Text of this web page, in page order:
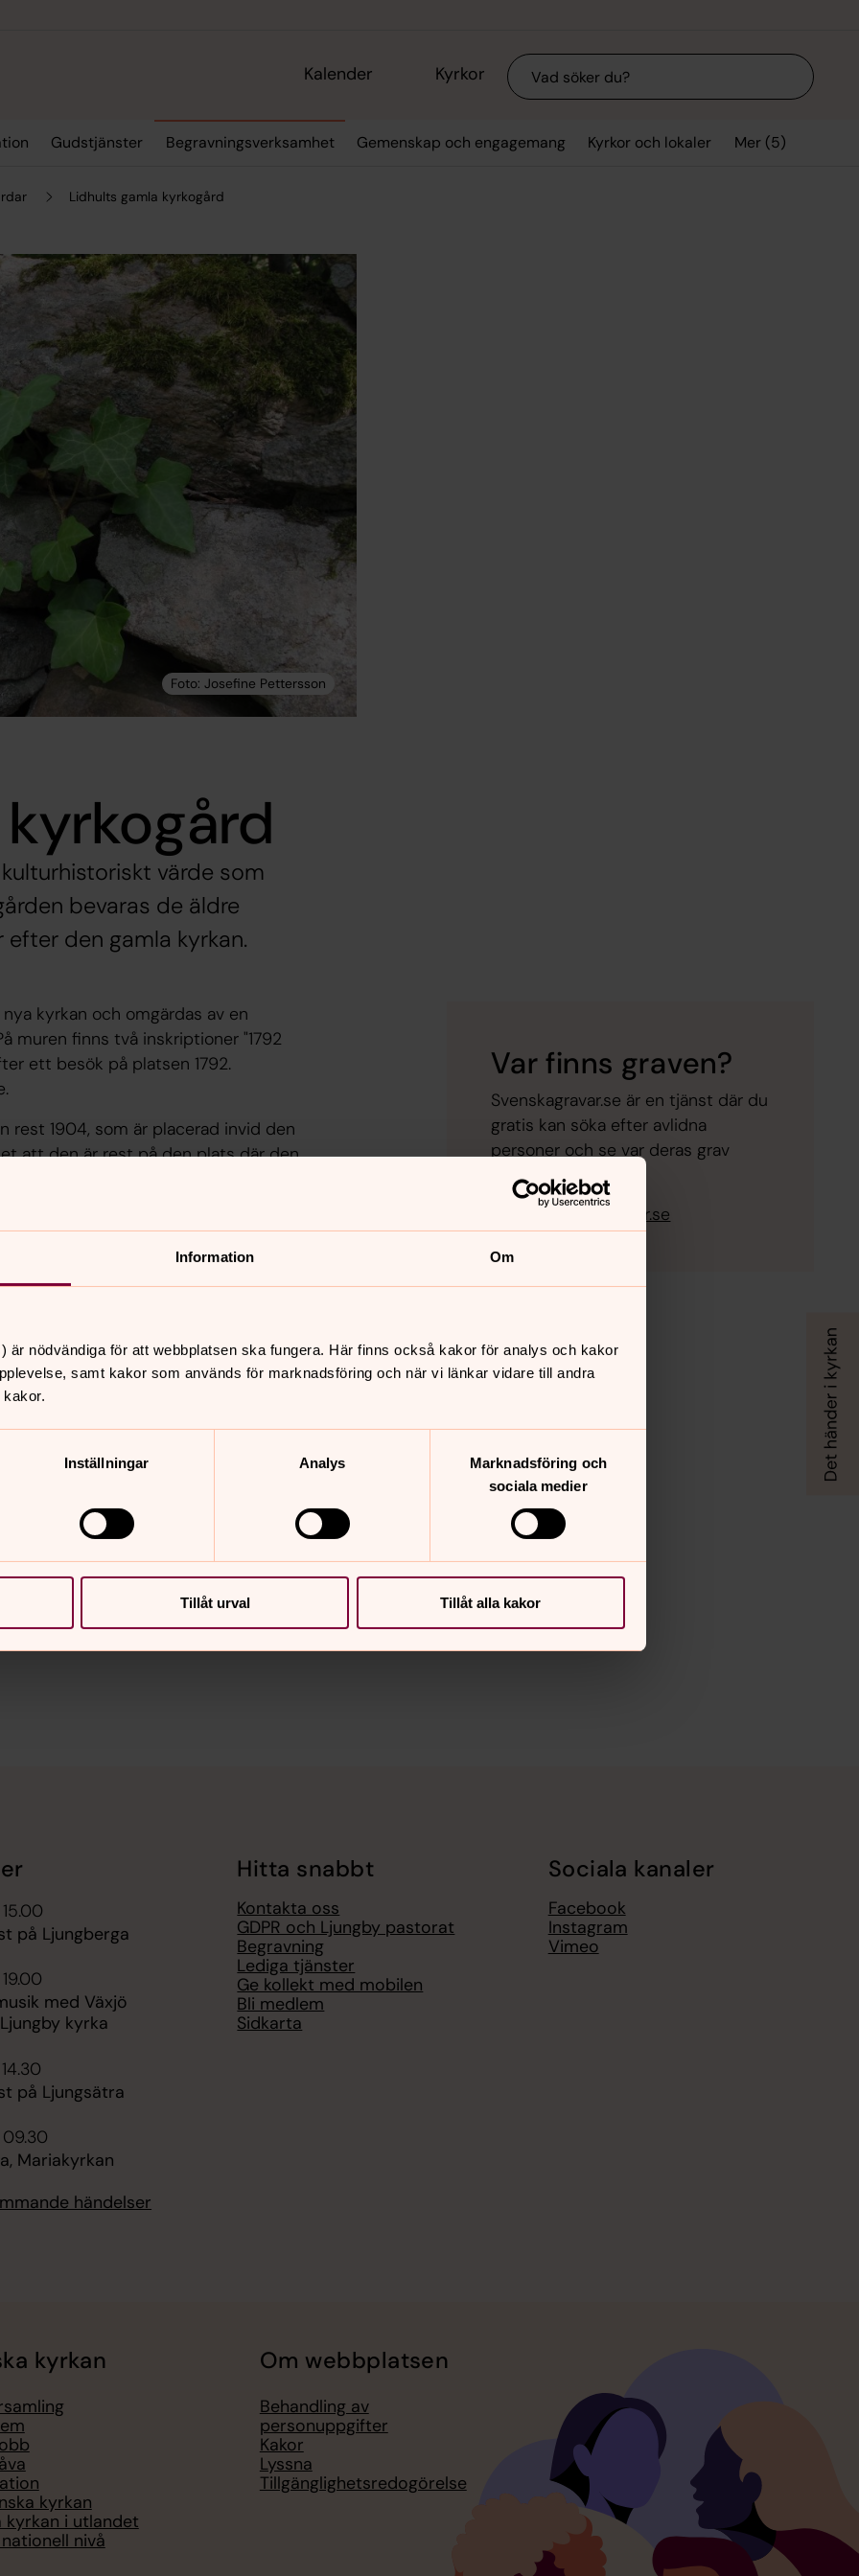
Information Om
är nödvändiga för att webbplatsen ska fungera. Här finns också kakor för analys och kakor
samt kakor som används för marknadsföring och när vi länkar vidare till andra
Inställningar Analys
Marknadsföring och
sociala medier
Tillåt urval Tillåt alla kakor
Kalender Kyrkor Sök
Gudstjänster Begravningsverksamhet Gemenskap och engagemang Kyrkor och lokaler Mer (5)
Lidhults gamla kyrkogård
värde som
bevaras de äldre
den gamla kyrkan.
kyrkan och omgärdas av en
muren finns två inskriptioner "1792
ett besök på platsen 1792.
rest 1904, som är placerad invid den
att den är rest på den plats där den
också ett gjutjärnskors.
den nya kyrkan byggts. Platsen för
koret var beläget. Vid rivningen av
finns under den kvadratiska
bilder av den klockstapel som lär
Var finns graven?
Svenskagravar.se är en tjänst där du
gratis kan söka efter avlidna
personer och se var deras grav
finns.
Gå till Svenskagravar.se
på Ljungberga
med Växjö
kyrka
på Ljungsätra
Mariakyrkan
händelser
Hitta snabbt
Kontakta oss
GDPR och Ljungby pastorat
Begravning
Lediga tjänster
Ge kollekt med mobilen
Bli medlem
Sidkarta
Sociala kanaler
Facebook
Instagram
Vimeo
kyrkan
kyrkan
kyrkan i utlandet
nivå
Om webbplatsen
Behandling av
personuppgifter
Kakor
Lyssna
Tillgänglighetsredogörelse